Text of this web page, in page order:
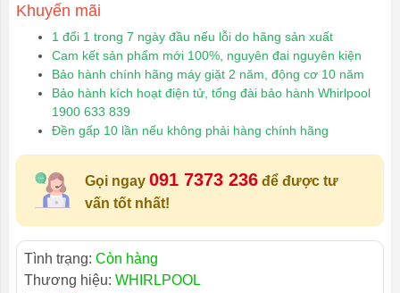
Khuyến mãi
1 đổi 1 trong 7 ngày đầu nếu lỗi do hãng sản xuất
Cam kết sản phẩm mới 100%, nguyên đai nguyên kiện
Bảo hành chính hãng máy giặt 2 năm, động cơ 10 năm
Bảo hành kích hoạt điện tử, tổng đài bảo hành Whirlpool
1900 633 839
Đền gấp 10 lần nếu không phải hàng chính hãng
Gọi ngay 091 7373 236 để được tư
vấn tốt nhất!
Tình trạng: Còn hàng
Thương hiệu: WHIRLPOOL